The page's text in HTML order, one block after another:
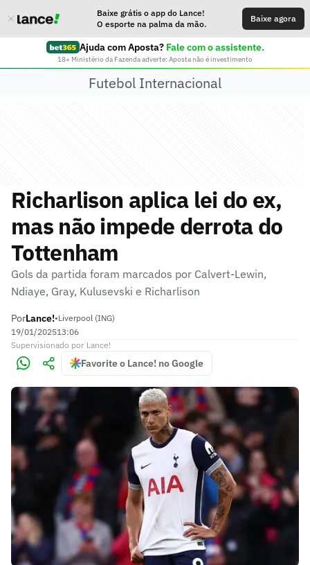
Baixe grátis o app do Lance!
O esporte na palma da mão.
Baixe agora
Ajuda com Aposta? Fale com o assistente.
18+ Ministério da Fazenda adverte: Aposta não é investimento
Futebol Internacional
Richarlison aplica lei do ex,
mas não impede derrota do
Tottenham
Gols da partida foram marcados por Calvert-Lewin,
Ndiaye, Gray, Kulusevski e Richarlison
PorLance!•Liverpool (ING)
19/01/202513:06
Supervisionado por Lance!
Favorite o Lance! no Google